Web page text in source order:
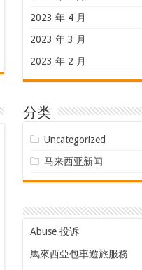
2023 年 4 月
2023 年 3 月
2023 年 2 月
分类
Uncategorized
马来西亚新闻
Abuse 投诉
馬來西亞包車遊旅服務